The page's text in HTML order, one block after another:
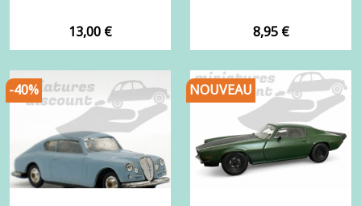
Prix
13,00 € Prix
8,95 €
-40% NOUVEAU